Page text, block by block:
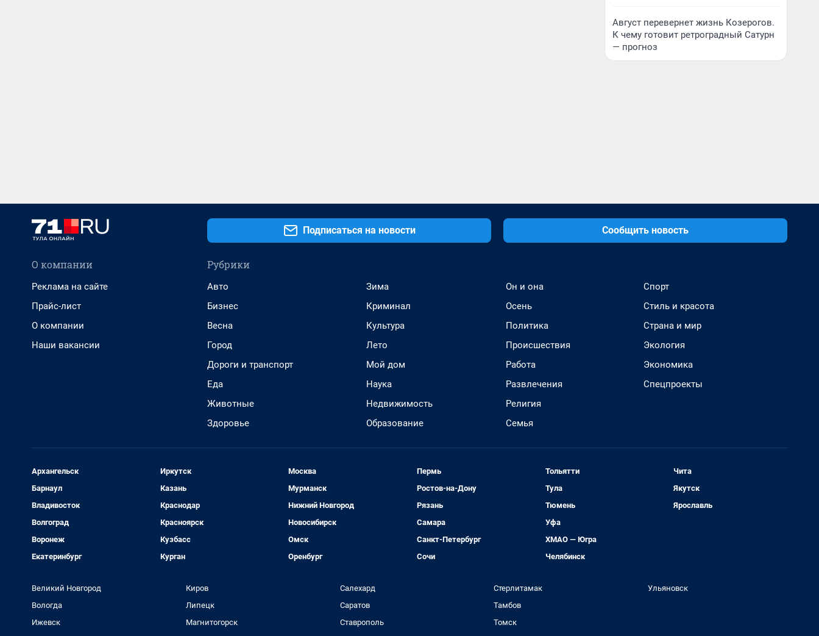
Август перевернет жизнь Козерогов.
К чему готовит ретроградный Сатурн
— прогноз
Подписаться на новости Сообщить новость
О компании
Реклама на сайте
Прайс-лист
О компании
Наши вакансии
Рубрики
Авто
Бизнес
Весна
Город
Дороги и транспорт
Еда
Животные
Здоровье
Зима
Криминал
Культура
Лето
Мой дом
Наука
Недвижимость
Образование
Он и она
Осень
Политика
Происшествия
Работа
Развлечения
Религия
Семья
Спорт
Стиль и красота
Страна и мир
Экология
Экономика
Спецпроекты
Архангельск
Барнаул
Владивосток
Волгоград
Воронеж
Екатеринбург
Иркутск
Казань
Краснодар
Красноярск
Кузбасс
Курган
Москва
Мурманск
Нижний Новгород
Новосибирск
Омск
Оренбург
Пермь
Ростов-на-Дону
Рязань
Самара
Санкт-Петербург
Сочи
Тольятти
Тула
Тюмень
Уфа
ХМАО — Югра
Челябинск
Чита
Якутск
Ярославль
Великий Новгород
Вологда
Ижевск
Киров
Липецк
Магнитогорск
Салехард
Саратов
Ставрополь
Стерлитамак
Тамбов
Томск
Ульяновск